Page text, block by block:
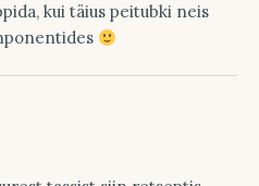
kui täius peitubki neis